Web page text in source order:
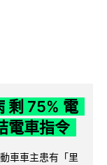
剩 75% 電
電車指令
車車主患有「里